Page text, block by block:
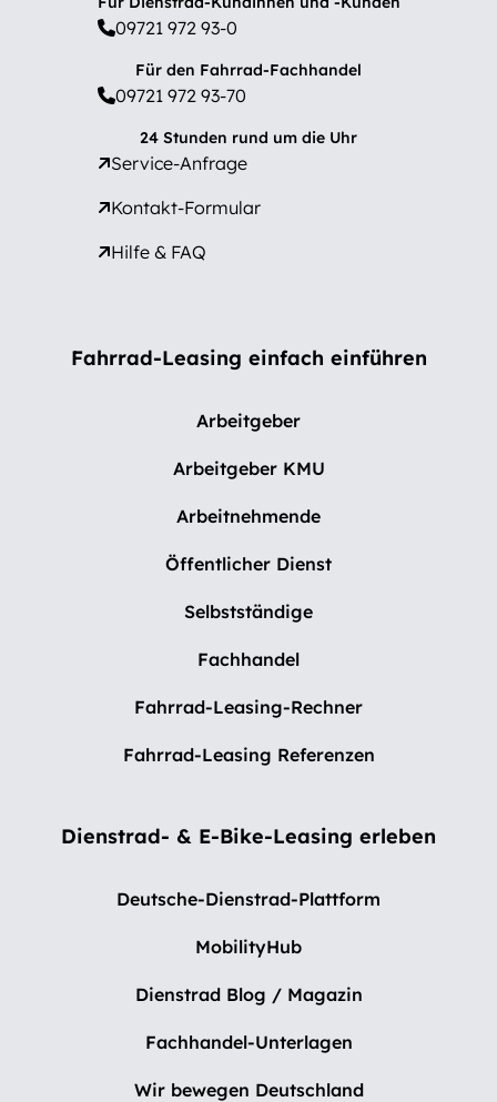
09721 972 93-0
Für den Fahrrad-Fachhandel
09721 972 93-70
24 Stunden rund um die Uhr
Service-Anfrage
Kontakt-Formular
Hilfe & FAQ
Fahrrad-Leasing einfach einführen
Arbeitgeber
Arbeitgeber KMU
Arbeitnehmende
Öffentlicher Dienst
Selbstständige
Fachhandel
Fahrrad-Leasing-Rechner
Fahrrad-Leasing Referenzen
Dienstrad- & E-Bike-Leasing erleben
Deutsche-Dienstrad-Plattform
MobilityHub
Dienstrad Blog / Magazin
Fachhandel-Unterlagen
Wir bewegen Deutschland